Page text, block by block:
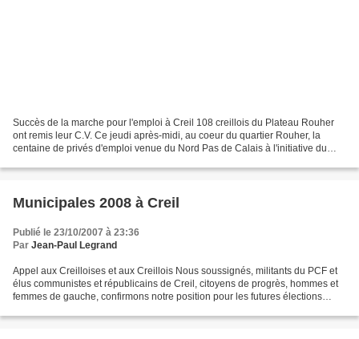
Succès de la marche pour l'emploi à Creil 108 creillois du Plateau Rouher
ont remis leur C.V. Ce jeudi après-midi, au coeur du quartier Rouher, la
centaine de privés d'emploi venue du Nord Pas de Calais à l'initiative du
Municipales 2008 à Creil
Publié le 23/10/2007 à 23:36
Par Jean-Paul Legrand
Appel aux Creilloises et aux Creillois Nous soussignés, militants du PCF et
élus communistes et républicains de Creil, citoyens de progrès, hommes et
femmes de gauche, confirmons notre position pour les futures élections